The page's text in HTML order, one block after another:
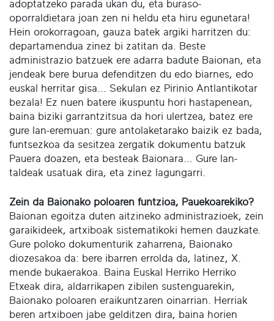
adoptatzeko parada ukan du, eta buraso-
oporraldietara joan zen ni heldu eta hiru egunetara!
Hein orokorragoan, gauza batek argiki harritzen du:
departamendua zinez bi zatitan da. Beste
administrazio batzuek ere adarra badute Baionan, eta
jendeak bere burua defenditzen du edo biarnes, edo
euskal herritar gisa... Sekulan ez Pirinio Antlantikotar
bezala! Ez nuen batere ikuspuntu hori hastapenean,
baina biziki garrantzitsua da hori ulertzea, batez ere
gure lan-eremuan: gure antolaketarako baizik ez bada,
funtsezkoa da sesitzea zergatik dokumentu batzuk
Pauera doazen, eta besteak Baionara... Gure lan-
taldeak usatuak dira, eta zinez lagungarri.
Zein da Baionako poloaren funtzioa, Pauekoarekiko?
Baionan egoitza duten aitzineko administrazioek, zein
garaikideek, artxiboak sistematikoki hemen dauzkate.
Gure poloko dokumenturik zaharrena, Baionako
diozesakoa da: bere ibarren errolda da, latinez, X.
mende bukaerakoa. Baina Euskal Herriko Herriko
Etxeak dira, aldarrikapen zibilen sustenguarekin,
Baionako poloaren eraikuntzaren oinarrian. Herriak
beren artxiboen jabe gelditzen dira, baina horien